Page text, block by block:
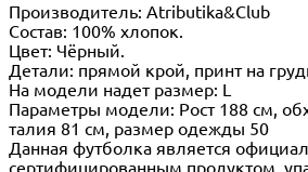
Производитель: Atributika&Club
Состав: 100% хлопок.
Цвет: Чёрный.
Детали: прямой крой, принт на
На модели надет размер: L
Параметры модели: Рост 188 см,
талия 81 см, размер одежды 50
Данная футболка является
сертифицированным продуктом,